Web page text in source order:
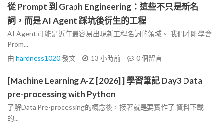
從 Prompt 到 Graph Engineering：這些不只是新名
詞，而是 AI Agent 踩坑後衍生的工程
AI Agent 可能是近年最容易出現新工程名詞的領域。 我們才剛學會
Prom...
由 hardness1020發文 13 小時前 0個留言
[Machine Learning A-Z [2026] ] 學習筆記 Day3 Data
pre-processing with Python
了解Data Pre-processing的概念後，接著就是要實作了 資料下載
的...